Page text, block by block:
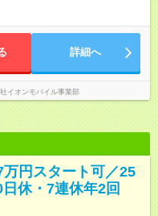
※年間総労働時間／1920時間
（例）9：00～18：00 /
は事業所により変動します。
※年間総労働時間／1920時間
詳細へ
イオンモバイル事業部
円スタート可／25
休・7連休年2回